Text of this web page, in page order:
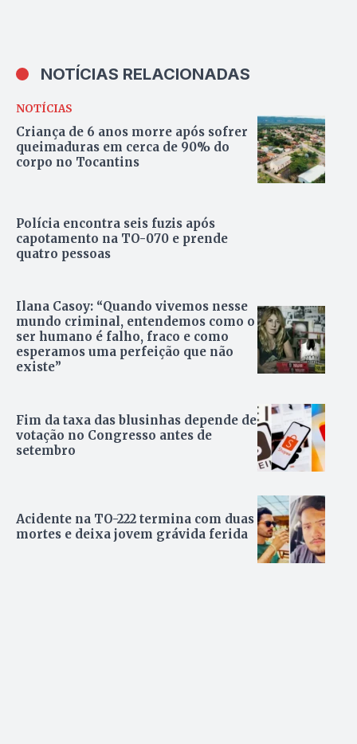
NOTÍCIAS RELACIONADAS
NOTÍCIAS
Criança de 6 anos morre após sofrer
queimaduras em cerca de 90% do
corpo no Tocantins
Polícia encontra seis fuzis após
capotamento na TO-070 e prende
quatro pessoas
Ilana Casoy: “Quando vivemos nesse
mundo criminal, entendemos como o
ser humano é falho, fraco e como
esperamos uma perfeição que não
existe”
Fim da taxa das blusinhas depende de
votação no Congresso antes de
setembro
Acidente na TO-222 termina com duas
mortes e deixa jovem grávida ferida